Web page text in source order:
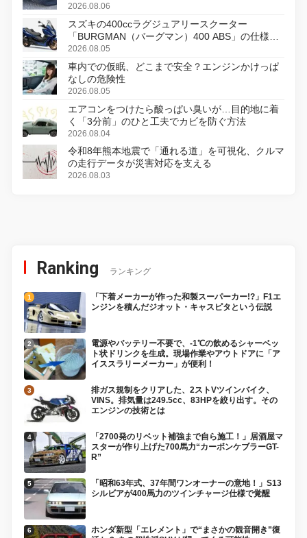
2026.08.06
スズキの400ccラグジュアリースクーター
「BURGMAN（バーグマン）400 ABS」の仕様を
変更し、8月18日に発売
2026.08.05
車内での仮眠、どこまで安全？エンジンかけっぱ
なしの危険性
2026.08.05
エアコンをつけたら酸っぱい臭いが…目的地に着
く「3分前」のひと工夫でカビを防ぐ方法
2026.08.04
令和8年熊本地震で「通れる道」を可視化、クルマ
の走行データが災害対応を支える
2026.08.03
Ranking ランキング
「下着メーカーが作った和製スーパーカー!?」F1エ
ンジンを積んだジオット・キャスピタという伝説
電源やバッテリー不要で、-1℃の飲めるシャーベッ
ト状ドリンクを生成。現場作業やアウトドアに「ア
イススラリーメーカー」が便利！
排ガス規制をクリアした、2ストVツインバイク、
VINS。排気量は249.5cc、83HPを絞り出す。その
エンジンの技術とは
「2700発のリベット補強まで自ら施工！」居酒屋マ
スターが作り上げた700馬力“カーボンケブラーGT-
R”
「昭和63年式、37年間ワンオーナーの意地！」S13
シルビアが400馬力のツインチャージ仕様で覚醒
ホンダ新型「エレメント」で“まさかの観音開き”復